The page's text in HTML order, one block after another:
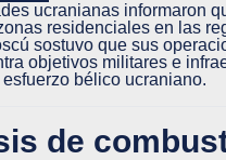
ucranianas informaron
residenciales en las
sostuvo que sus
objetivos militares e
bélico ucraniano.
de